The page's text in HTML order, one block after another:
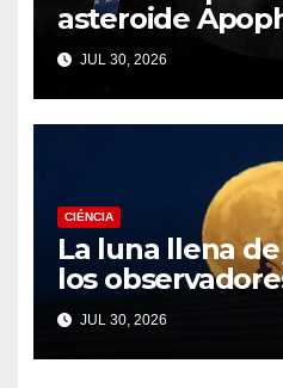
asteroide
fatídico
Tierra en 2029
JUL 30, 2026
CIÉNCIA
La luna llena
los
todo el mundo.
nuestras
majestuosa
JUL 30, 2026